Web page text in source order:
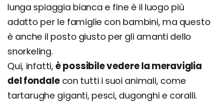
lunga spiaggia bianca e fine è il luogo più
adatto per le famiglie con bambini, ma questo
è anche il posto giusto per gli amanti dello
snorkeling.
Qui, infatti, è possibile vedere la meraviglia
del fondalecon tutti i suoi animali, come
tartarughe giganti, pesci, dugonghi e coralli.